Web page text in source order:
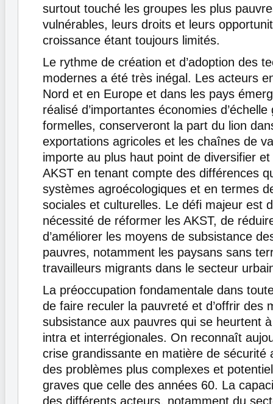
surtout touché les groupes les plus
vulnérables, leurs droits et leurs
croissance étant toujours limités.
Le rythme de création et d’adoption des
modernes a été très inégal. Les acteurs
Nord et en Europe et dans les pays
réalisé d’importantes économies
formelles, conserveront la part du lion
exportations agricoles et les chaînes de
importe au plus haut point de diversifier
AKST en tenant compte des différences
systèmes agroécologiques et en termes
sociales et culturelles. Le défi majeur est
nécessité de réformer les AKST, de
d’améliorer les moyens de subsistance
pauvres, notamment les paysans sans
travailleurs migrants dans le secteur
La préoccupation fondamentale dans
de faire reculer la pauvreté et d’offrir des
subsistance aux pauvres qui se heurtent
intra et interrégionales. On reconnaît
crise grandissante en matière de sécurité
des problèmes plus complexes et
graves que celle des années 60. La
des différents acteurs, notamment du